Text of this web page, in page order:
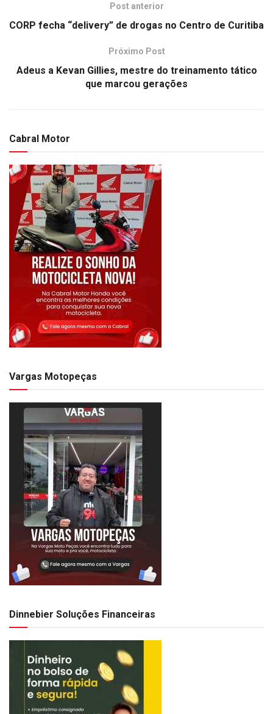
Post anterior
CORP fecha “delivery” de drogas no Centro de Curitiba
Próximo Post
Adeus a Kevan Gillies, mestre do treinamento tático
que marcou gerações
Cabral Motor
Vargas Motopeças
Dinnebier Soluções Financeiras